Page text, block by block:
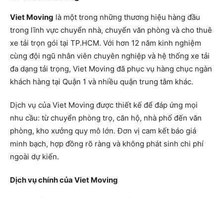
Viet Moving là một trong những thương hiệu hàng đầu
trong lĩnh vực chuyển nhà, chuyển văn phòng và cho thuê
xe tải trọn gói tại TP.HCM. Với hơn 12 năm kinh nghiệm
cùng đội ngũ nhân viên chuyên nghiệp và hệ thống xe tải
đa dạng tải trọng, Viet Moving đã phục vụ hàng chục ngàn
khách hàng tại Quận 1 và nhiều quận trung tâm khác.
Dịch vụ của Viet Moving được thiết kế để đáp ứng mọi
nhu cầu: từ chuyển phòng trọ, căn hộ, nhà phố đến văn
phòng, kho xưởng quy mô lớn. Đơn vị cam kết báo giá
minh bạch, hợp đồng rõ ràng và không phát sinh chi phí
ngoài dự kiến.
Dịch vụ chính của Viet Moving